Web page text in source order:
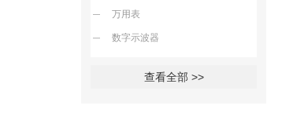
万用表
数字示波器
查看全部 >>